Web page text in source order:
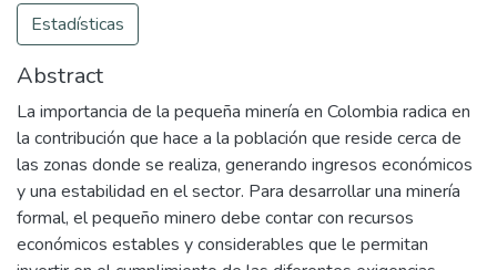
Estadísticas
Abstract
La importancia de la pequeña minería en Colombia radica en
la contribución que hace a la población que reside cerca de
las zonas donde se realiza, generando ingresos económicos
y una estabilidad en el sector. Para desarrollar una minería
formal, el pequeño minero debe contar con recursos
económicos estables y considerables que le permitan